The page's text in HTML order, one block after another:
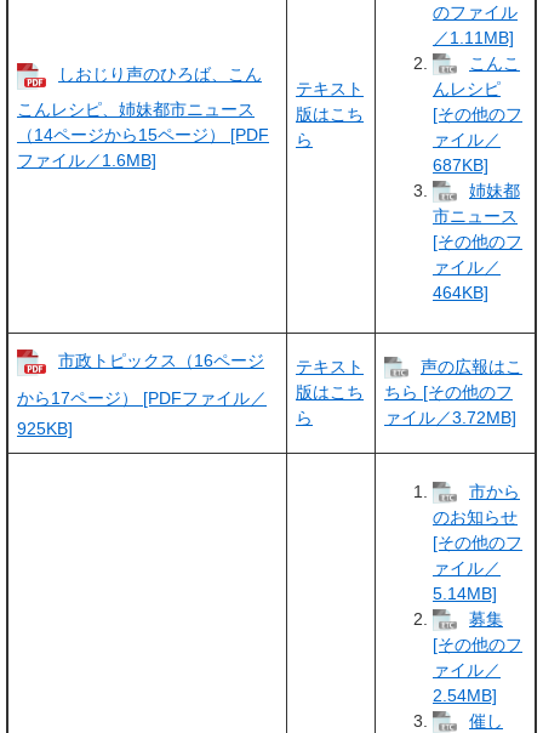
しおじり声のひろば、こん
こんレシピ、姉妹都市ニュース
（14ページから15ページ） [PDF
ファイル／1.6MB]
テキスト
版はこち
ら
のファイル
／1.11MB]
こんこ
んレシピ
[その他のフ
ァイル／
687KB]
姉妹都
市ニュース
[その他のフ
ァイル／
464KB]
市政トピックス（16ページ
から17ページ） [PDFファイル／
925KB]
テキスト
版はこち
ら
声の広報はこ
ちら [その他のフ
ァイル／3.72MB]
市から
のお知らせ
[その他のフ
ァイル／
5.14MB]
募集
[その他のフ
ァイル／
2.54MB]
催し